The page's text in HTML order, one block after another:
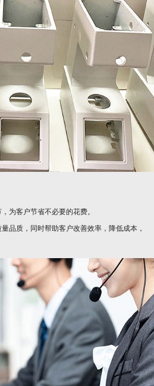
为客户节省不必要的花费。
品质，同时帮助客户改善效率，降低成本，